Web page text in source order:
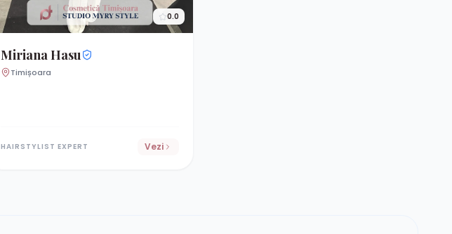
0.0
Miriana Hasu
Timișoara
HAIRSTYLIST EXPERT Vezi